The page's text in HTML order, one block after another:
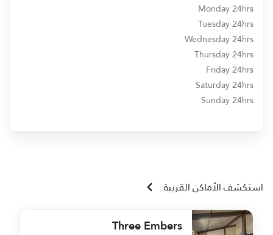
Monday 24hrs
Tuesday 24hrs
Wednesday 24hrs
Thursday 24hrs
Friday 24hrs
Saturday 24hrs
Sunday 24hrs
استكشف الأماكن القريبة
Three Embers